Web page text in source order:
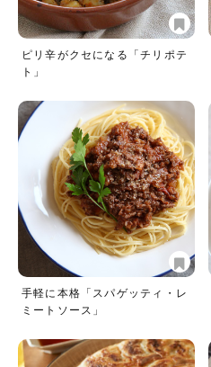
ピリ辛がクセになる「チリポテ
ト」
手軽に本格「スパゲッティ・レ
ミートソース」